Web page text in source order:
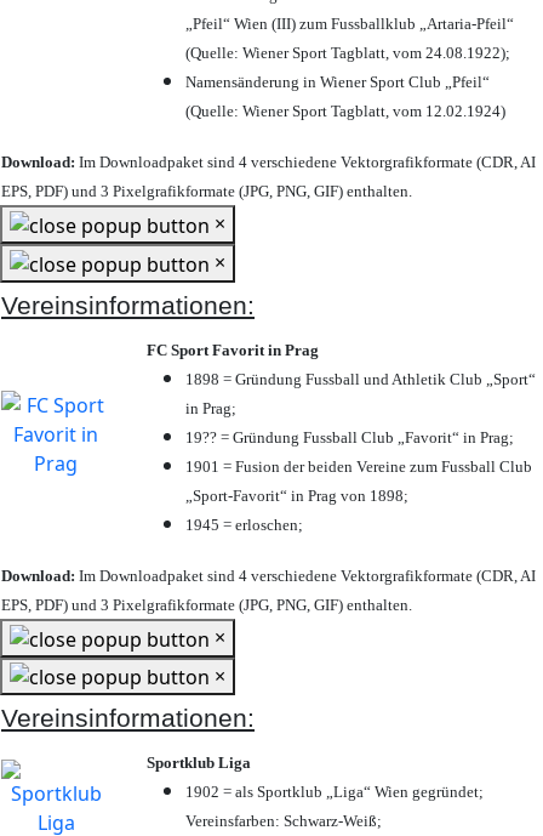
„Pfeil“ Wien (III) zum Fussballklub „Artaria-Pfeil“
(Quelle: Wiener Sport Tagblatt, vom 24.08.1922);
Namensänderung in Wiener Sport Club „Pfeil“
(Quelle: Wiener Sport Tagblatt, vom 12.02.1924)
Download: Im Downloadpaket sind 4 verschiedene Vektorgrafikformate (CDR, AI
EPS, PDF) und 3 Pixelgrafikformate (JPG, PNG, GIF) enthalten.
×
×
Vereinsinformationen:
FC Sport Favorit in Prag
1898 = Gründung Fussball und Athletik Club „Sport“
in Prag;
19?? = Gründung Fussball Club „Favorit“ in Prag;
1901 = Fusion der beiden Vereine zum Fussball Club
„Sport-Favorit“ in Prag von 1898;
1945 = erloschen;
Download: Im Downloadpaket sind 4 verschiedene Vektorgrafikformate (CDR, AI
EPS, PDF) und 3 Pixelgrafikformate (JPG, PNG, GIF) enthalten.
×
×
Vereinsinformationen:
Sportklub Liga
1902 = als Sportklub „Liga“ Wien gegründet;
Vereinsfarben: Schwarz-Weiß;